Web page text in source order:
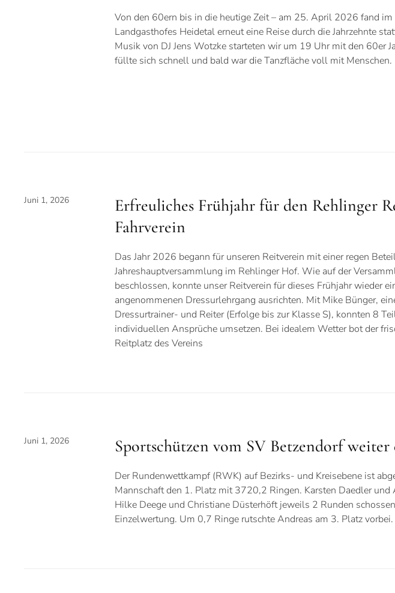
Von den 60ern bis in die heutige Zeit – am 25. April 2026 fand im
Landgasthofes Heidetal erneut eine Reise durch die Jahrzehnte
Musik von DJ Jens Wotzke starteten wir um 19 Uhr mit den 60er
füllte sich schnell und bald war die Tanzfläche voll mit Menschen.
Juni 1, 2026
Erfreuliches Frühjahr für den Rehlinger
Fahrverein
Das Jahr 2026 begann für unseren Reitverein mit einer regen
Jahreshauptversammlung im Rehlinger Hof. Wie auf der
beschlossen, konnte unser Reitverein für dieses Frühjahr wieder
angenommenen Dressurlehrgang ausrichten. Mit Mike Bünger,
Dressurtrainer- und Reiter (Erfolge bis zur Klasse S), konnten 8
individuellen Ansprüche umsetzen. Bei idealem Wetter bot der
Reitplatz des Vereins
Juni 1, 2026 Sportschützen vom SV Betzendorf
Der Rundenwettkampf (RWK) auf Bezirks- und Kreisebene ist
Mannschaft den 1. Platz mit 3720,2 Ringen. Karsten Daedler
Hilke Deege und Christiane Düsterhöft jeweils 2 Runden
Einzelwertung. Um 0,7 Ringe rutschte Andreas am 3. Platz vorbei.